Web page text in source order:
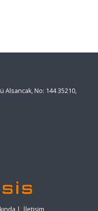
Alsancak, No: 144 35210,
| İletişim